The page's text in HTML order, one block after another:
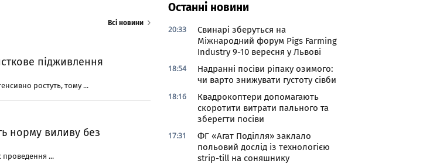
Всі новини
підживлення
ростуть, тому ...
норму виливу без
проведення ...
Останні новини
20:33
Свинарі зберуться на
Міжнародний форум Pigs Farming
Industry 9-10 вересня у Львові
18:54
Надранні посіви ріпаку озимого:
чи варто знижувати густоту сівби
18:16
Квадрокоптери допомагають
скоротити витрати пального та
зберегти посіви
17:31
ФГ «Агат Поділля» заклало
польовий дослід із технологією
strip-till на соняшнику